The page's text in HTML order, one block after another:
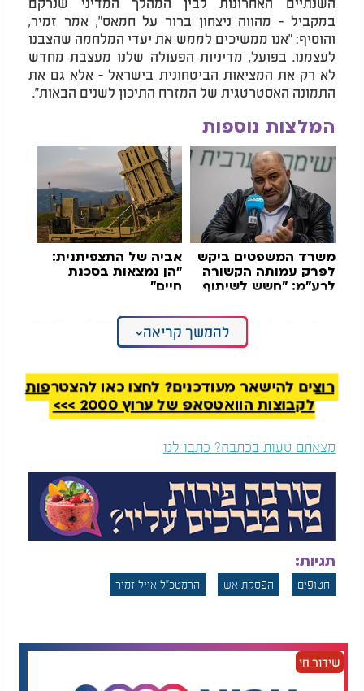
במקביל - מהווה ניצחון ברור על חמאס", אמר זמיר,
והוסיף: "אנו ממשיכים לממש את יעדי המלחמה שהצבנו
לעצמנו. בפועל, מדיניות הפעולה שלנו מעצבת מחדש
לא רק את המציאות הביטחונית בישראל - אלא גם את
התמונה האסטרטגית של המזרח התיכון לשנים הבאות".
המלצות נוספות
משרד המשפטים ביקש
לפרק עמותה הקשורה
לרע"מ: "חשש לשיתוף
אביה של התצפיתנית:
"הן נמצאות בסכנת
חיים"
בהתייחסו לשיקולים שהנחו את צה"ל במהלך הלחימה,
הבהיר הרמטכ"ל כי שלום הלוחמים והחטופים עמדו
משקל מרכזי לביטחונם של לוחמינו בחזית ושל
החטופים בשבי. נדרשנו לקבל החלטות קשות, אך פעלנו
בזהירות, באחריות ובדיוק מרבי - כדי למנוע סיכון
הדרג המדיני, והדגיש את מקצועיות הכוחות שפעלו
לאורך הדרך: "השיטה, המשמעת, והנחישות שהפגנו - הן
שהובילו אותנו לנקודת ההישג הנוכחית".
להמשך קריאה
רוצים להישאר מעודכנים? לחצו כאן להצטרפות
לקבוצות הוואטסאפ של ערוץ 2000 >>>
מצאתם טעות בכתבה? כתבו לנו
תגיות:
חטופים הפסקת אש הרמטכ"ל אייל זמיר
שידור חי